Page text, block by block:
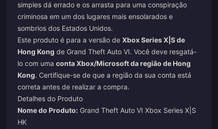
simples dá errado e os arrasta para uma conspiração
criminosa em um dos lugares mais ensolarados e
sombrios dos Estados Unidos.
Este produto é para a versão de Xbox Series X|S de
Hong Kong de Grand Theft Auto VI. Você deve resgatá-
lo com uma conta Xbox/Microsoft da região de Hong
Kong. Certifique-se de que a região da sua conta está
correta antes de realizar a compra.
Detalhes do Produto
Nome do Produto: Grand Theft Auto VI Xbox Series X|S
HK